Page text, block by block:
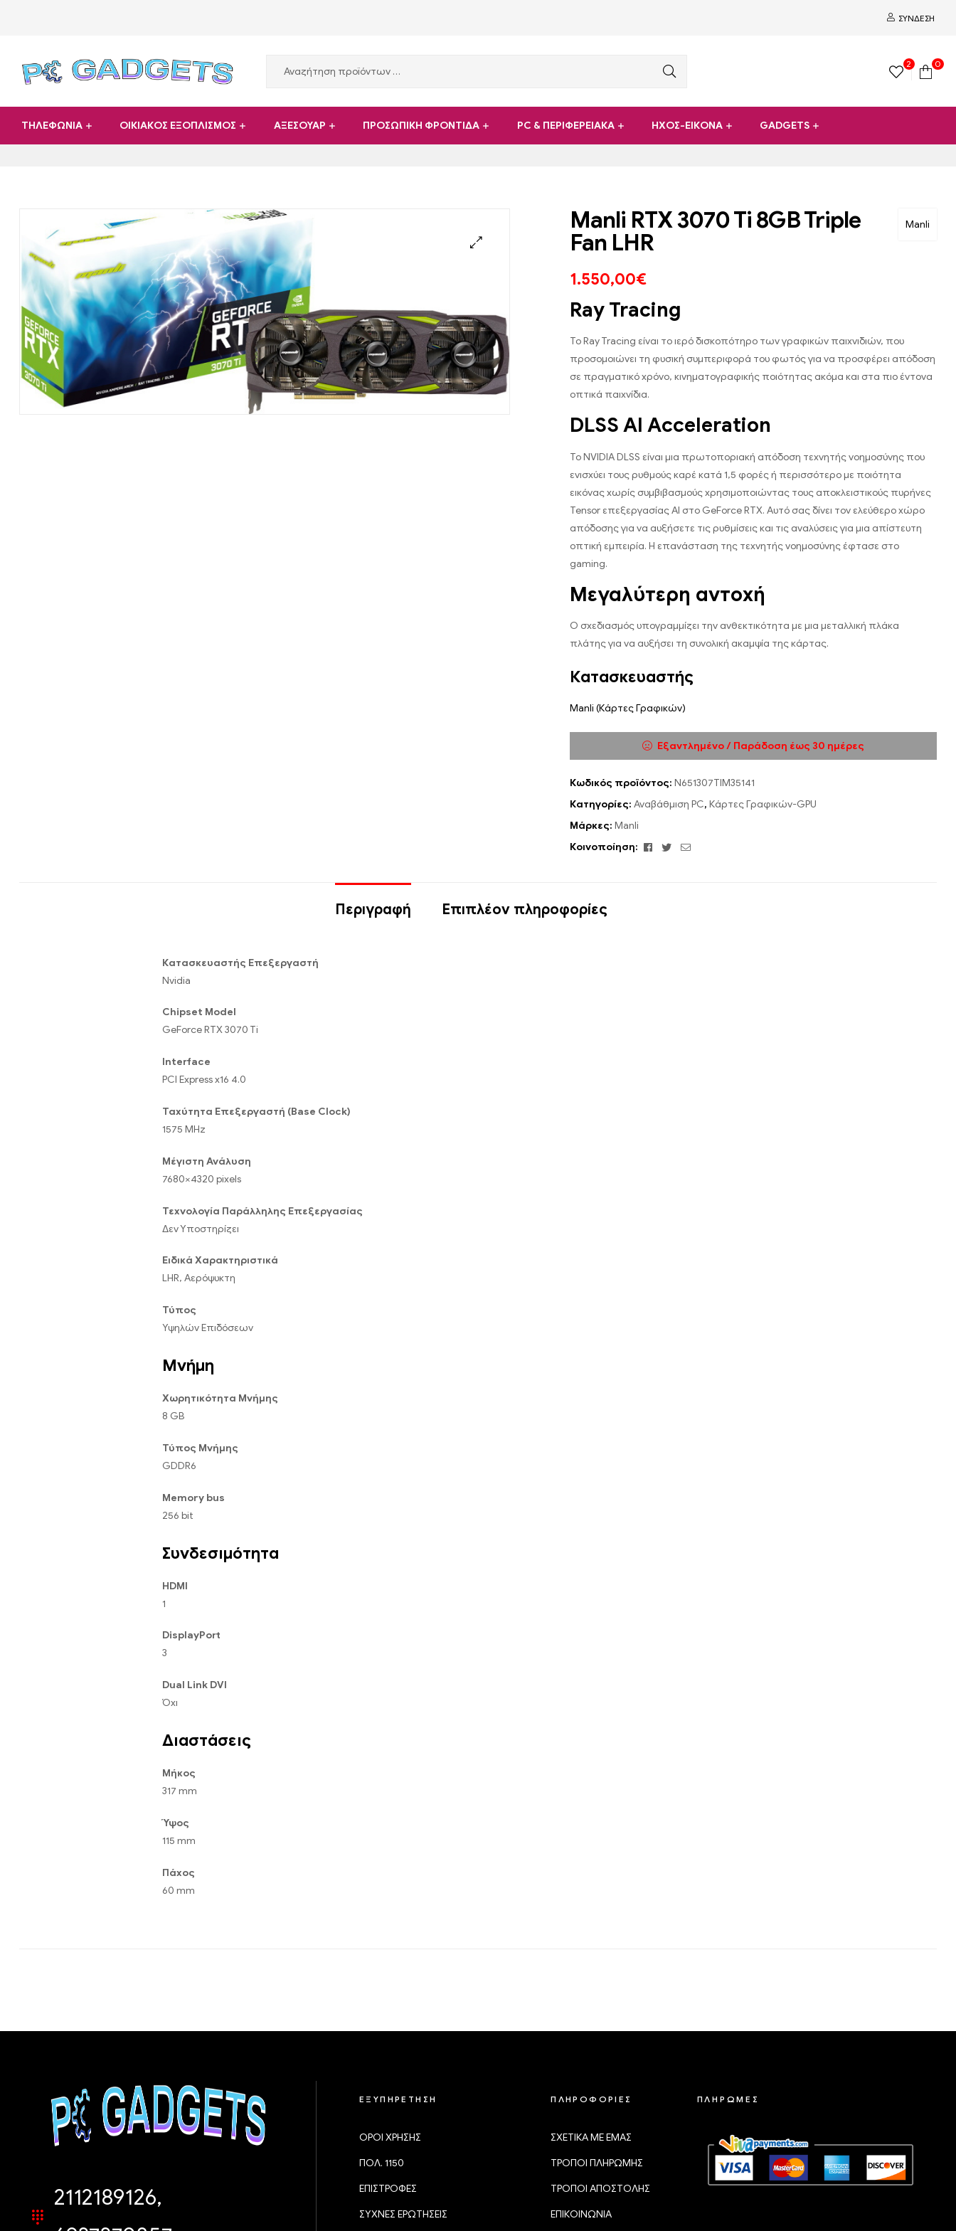
ΣΎΝΔΕΣΗ
PC
Gadgets
Hardware
|
Αναλώσιμα
Hardware
Αναλώσιμα
2 0
ΤΗΛΕΦΩΝΙΑ ΟΙΚΙΑΚΟΣ ΕΞΟΠΛΙΣΜΟΣ ΑΞΕΣΟΥΑΡ ΠΡΟΣΩΠΙΚΗ ΦΡΟΝΤΙΔΑ PC & ΠΕΡΙΦΕΡΕΙΑΚΑ ΗΧΟΣ-ΕΙΚΟΝΑ GADGETS
Manli
Manli RTX 3070 Ti 8GB Triple
Fan LHR
1.550,00€
Ray Tracing
Το Ray Tracing είναι το ιερό δισκοπότηρο των γραφικών παιχνιδιών, που
προσομοιώνει τη φυσική συμπεριφορά του φωτός για να προσφέρει απόδοση
σε πραγματικό χρόνο, κινηματογραφικής ποιότητας ακόμα και στα πιο έντονα
οπτικά παιχνίδια.
DLSS AI Acceleration
Το NVIDIA DLSS είναι μια πρωτοποριακή απόδοση τεχνητής νοημοσύνης που
ενισχύει τους ρυθμούς καρέ κατά 1,5 φορές ή περισσότερο με ποιότητα
εικόνας χωρίς συμβιβασμούς χρησιμοποιώντας τους αποκλειστικούς πυρήνες
Tensor επεξεργασίας AI στο GeForce RTX. Αυτό σας δίνει τον ελεύθερο χώρο
απόδοσης για να αυξήσετε τις ρυθμίσεις και τις αναλύσεις για μια απίστευτη
οπτική εμπειρία. Η επανάσταση της τεχνητής νοημοσύνης έφτασε στο
gaming.
Μεγαλύτερη αντοχή
Ο σχεδιασμός υπογραμμίζει την ανθεκτικότητα με μια μεταλλική πλάκα
πλάτης για να αυξήσει τη συνολική ακαμψία της κάρτας.
Κατασκευαστής
Manli (Κάρτες Γραφικών)
Εξαντλημένο / Παράδοση έως 30 ημέρες
Κωδικός προϊόντος: N651307TIM35141
Κατηγορίες: Αναβάθμιση PC, Κάρτες Γραφικών-GPU
Μάρκες: Manli
Κοινοποίηση:
Facebook
TwitterEmail
Περιγραφή Επιπλέον πληροφορίες
Κατασκευαστής Επεξεργαστή
Nvidia
Chipset Model
GeForce RTX 3070 Ti
Interface
PCI Express x16 4.0
Ταχύτητα Επεξεργαστή (Base Clock)
1575 MHz
Μέγιστη Ανάλυση
7680×4320 pixels
Τεχνολογία Παράλληλης Επεξεργασίας
Δεν Υποστηρίζει
Ειδικά Χαρακτηριστικά
LHR, Αερόψυκτη
Τύπος
Υψηλών Επιδόσεων
Μνήμη
Χωρητικότητα Μνήμης
8 GB
Τύπος Μνήμης
GDDR6
Memory bus
256 bit
Συνδεσιμότητα
HDMI
1
DisplayPort
3
Dual Link DVI
Όχι
Διαστάσεις
Μήκος
317 mm
Ύψος
115 mm
Πάχος
60 mm
2112189126,
ΕΞΥΠΗΡΕΤΗΣΗ
ΟΡΟΙ ΧΡΗΣΗΣ
ΠΟΛ. 1150
ΕΠΙΣΤΡΟΦΕΣ
ΣΥΧΝΕΣ ΕΡΩΤΗΣΕΙΣ
ΠΛΗΡΟΦΟΡΙΕΣ
ΣΧΕΤΙΚΑ ΜΕ ΕΜΑΣ
ΤΡΟΠΟΙ ΠΛΗΡΩΜΗΣ
ΤΡΟΠΟΙ ΑΠΟΣΤΟΛΗΣ
ΕΠΙΚΟΙΝΩΝΙΑ
ΠΛΗΡΩΜΕΣ